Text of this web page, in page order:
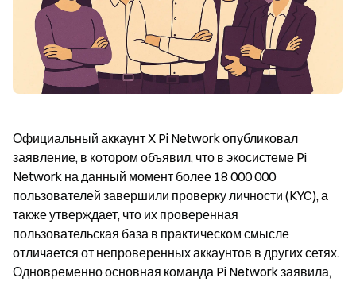
Официальный аккаунт X Pi Network опубликовал
заявление, в котором объявил, что в экосистеме Pi
Network на данный момент более 18 000 000
пользователей завершили проверку личности (KYC), а
также утверждает, что их проверенная
пользовательская база в практическом смысле
отличается от непроверенных аккаунтов в других сетях.
Одновременно основная команда Pi Network заявила,